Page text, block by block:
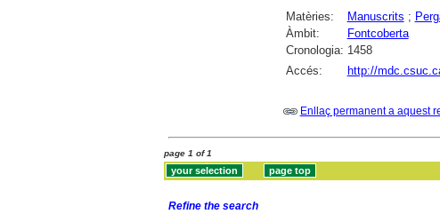
Matèries: Manuscrits ;
Àmbit:
Fontcoberta
Cronologia: 1458
Accés:
http://
Enllaç permanent a aquest
page 1 of 1
Refine the search